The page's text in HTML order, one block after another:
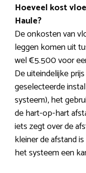
Hoeveel kost
Haule?
De onkosten van
leggen komen uit
wel €5.500 voor
De uiteindelijke
geselecteerde
systeem), het
de hart-op-hart
iets zegt over de
kleiner de afstand
het systeem een